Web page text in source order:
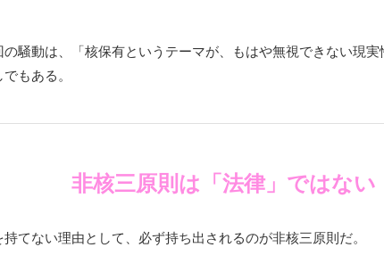
騒動は、「核保有というテーマが、もはや無視できない現実
もある。
非核三原則は「法律」ではない
持てない理由として、必ず持ち出されるのが非核三原則だ。